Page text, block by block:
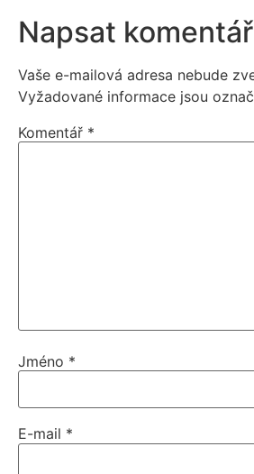
Napsat komentář
Vaše e-mailová adresa nebude
Vyžadované informace jsou
Komentář *
Jméno *
E-mail *